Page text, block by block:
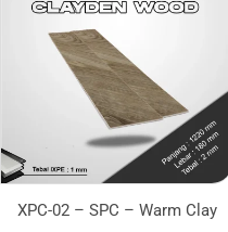
XPC-02 – SPC – Warm Clay